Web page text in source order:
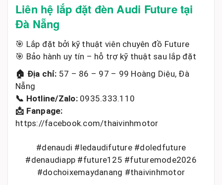
Liên hệ lắp đặt đèn Audi Future tại
Đà Nẵng
🎯 Lắp đặt bởi kỹ thuật viên chuyên đồ Future
🎯 Bảo hành uy tín – hỗ trợ kỹ thuật sau lắp đặt
🏠 Địa chỉ: 57 – 86 – 97 – 99 Hoàng Diệu, Đà
Nẵng
📞 Hotline/Zalo:0935.333.110
📩 Fanpage:
https://facebook.com/thaivinhmotor
#denaudi #ledaudifuture #doledfuture
#denaudiapp #future125 #futuremode2026
#dochoixemaydanang #thaivinhmotor